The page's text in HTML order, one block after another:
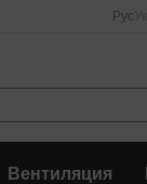
Рус
Вентиляция